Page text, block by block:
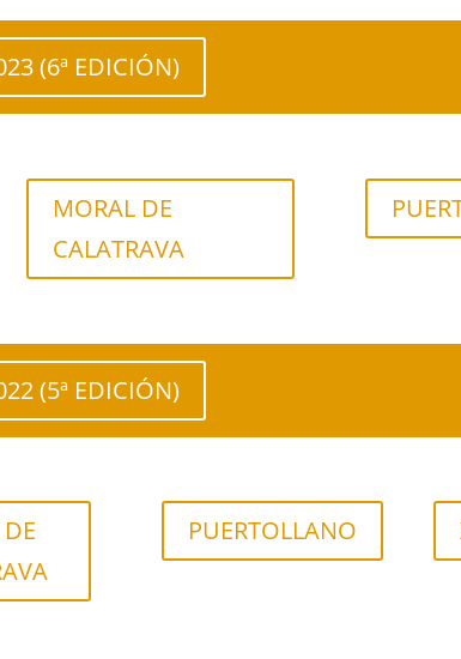
(6ª EDICIÓN)
MORAL DE
CALATRAVA
(5ª EDICIÓN)
PUERTOLLANO